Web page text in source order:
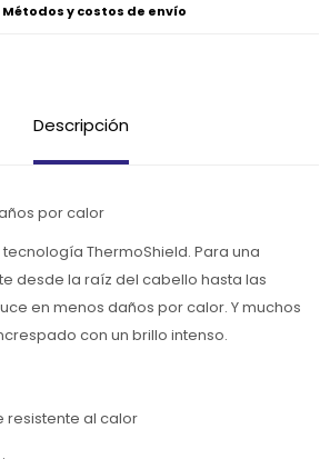
Métodos y costos de envío
Descripción
por calor
ThermoShield. Para una
desde la raíz del cabello hasta las
en menos daños por calor. Y muchos
con un brillo intenso.
resistente al calor